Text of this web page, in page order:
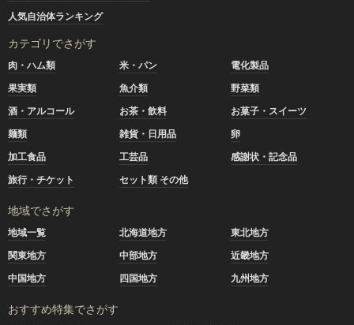
人気自治体ランキング
カテゴリでさがす
肉・ハム類 米・パン
電化製品
果実類
魚介類
野菜類
酒・アルコール
お茶・飲料
お菓子・スイーツ
麺類
雑貨・日用品
卵
加工食品
工芸品
感謝状・記念品
旅行・チケット
セット類 その他
地域でさがす
地域一覧 北海道地方
東北地方
関東地方
中部地方
近畿地方
中国地方
四国地方 九州地方
おすすめ特集でさがす